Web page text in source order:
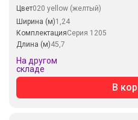
Цвет020 yellow (желтый)
Ширина (м)1,24
КомплектацияСерия 1205
Длина (м)45,7
На другом
складе
В